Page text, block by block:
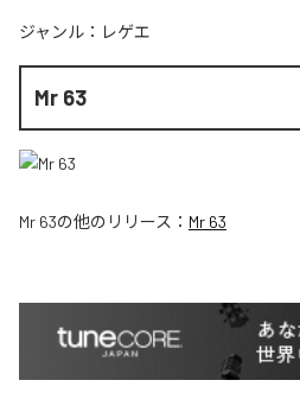
ジャンル： レゲエ
Mr 63
Mr 63の他のリリース： Mr 63